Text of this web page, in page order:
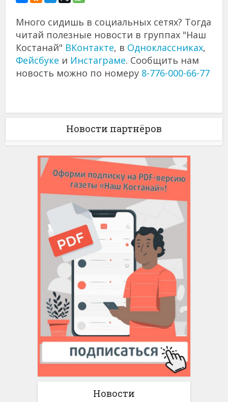
Много сидишь в социальных сетях? Тогда
читай полезные новости в группах "Наш
Костанай" ВКонтакте, в Одноклассниках,
Фейсбуке и Инстаграме. Сообщить нам
новость можно по номеру 8-776-000-66-77
Новости партнёров
Новости